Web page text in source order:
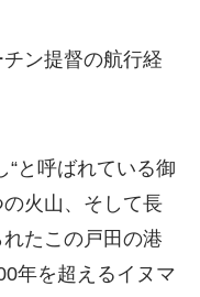
ン提督の航行経
“と呼ばれている御
火山、そして長
たこの戸田の港
年を超えるイヌマ